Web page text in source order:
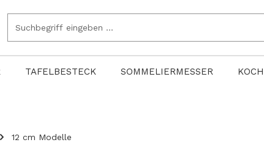
TAFELBESTECK SOMMELIERMESSER
12 cm Modelle